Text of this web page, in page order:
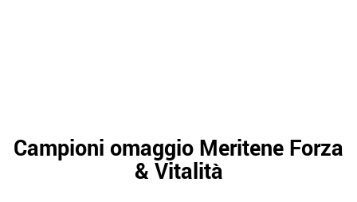
Campioni omaggio Meritene Forza
& Vitalità